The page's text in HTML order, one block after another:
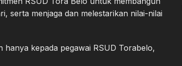
serta menjaga dan melestarikan nilai-nilai
kepada pegawai RSUD Torabelo,